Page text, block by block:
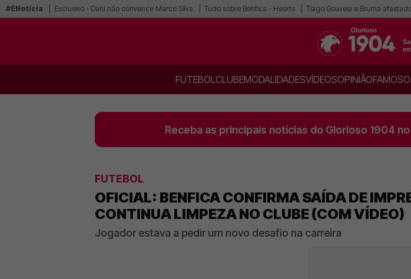
#ÉNotícia Exclusivo - Dahl não convence Marco Silva Tudo sobre Benfica - Hearts Tiago Gouveia e Bruma
FUTEBOLCLUBEMODALIDADESVÍDEOSOPINIÃO
Receba as principais notícias do Glorioso 1904
FUTEBOL
OFICIAL: BENFICA CONFIRMA SAÍDA DE
CONTINUA LIMPEZA NO CLUBE (COM VÍDEO)
Jogador estava a pedir um novo desafio na carreira